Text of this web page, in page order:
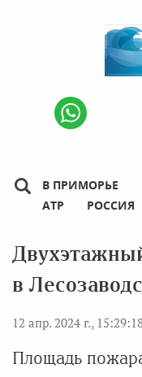
В ПРИМОРЬЕ
АТР
РОССИЯ
в
12 апр. 2024 г.,
Площадь